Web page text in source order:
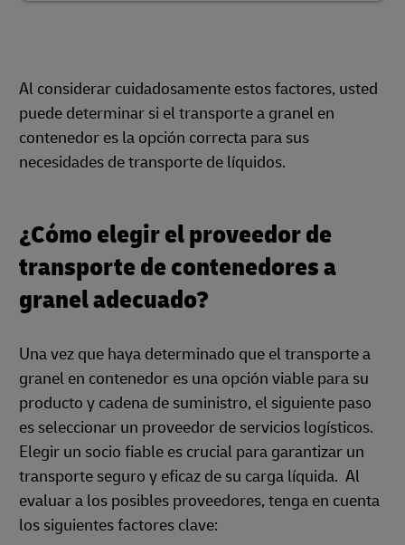
Al considerar cuidadosamente estos factores, usted
puede determinar si el transporte a granel en
contenedor es la opción correcta para sus
necesidades de transporte de líquidos.
¿Cómo elegir el proveedor de
transporte de contenedores a
granel adecuado?
Una vez que haya determinado que el transporte a
granel en contenedor es una opción viable para su
producto y cadena de suministro, el siguiente paso
es seleccionar un proveedor de servicios logísticos.
Elegir un socio fiable es crucial para garantizar un
transporte seguro y eficaz de su carga líquida. Al
evaluar a los posibles proveedores, tenga en cuenta
los siguientes factores clave: